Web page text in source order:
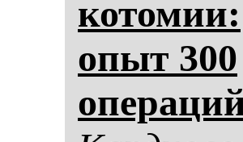
ко­то­мии:
опыт 300